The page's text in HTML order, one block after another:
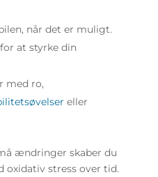
når det er muligt.
at styrke din
med ro,
eller
ændringer skaber du
stress over tid.